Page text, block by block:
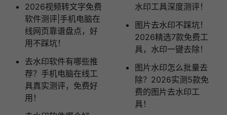
2026视频转文字免费
软件测评|手机电脑在
线网页靠谱盘点，好
用不踩坑！
去水印软件有哪些推
荐？手机电脑在线工
具真实测评，免费好
用！
水印工具深度测评！
图片去水印不踩坑！
2026精选7款免费工
具，水印一键去除！
图片水印怎么批量去
除？2026实测5款免
费的图片去水印工
具！